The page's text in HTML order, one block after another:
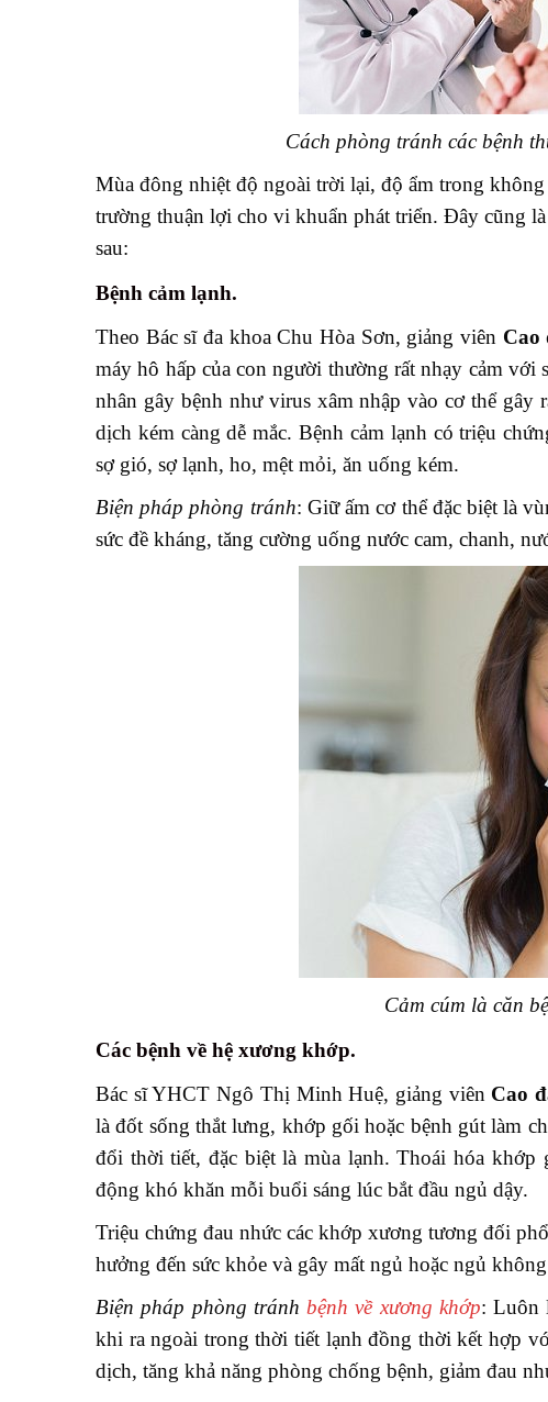
Cách phòng tránh các bệnh
Mùa đông nhiệt độ ngoài trời lại, độ ẩm trong
trường thuận lợi cho vi khuẩn phát triển. Đây cũng
sau:
Bệnh cảm lạnh.
Theo Bác sĩ đa khoa Chu Hòa Sơn, giảng viên Cao
máy hô hấp của con người thường rất nhạy cảm với
nhân gây bệnh như virus xâm nhập vào cơ thể
dịch kém càng dễ mắc. Bệnh cảm lạnh có triệu
sợ gió, sợ lạnh, ho, mệt mỏi, ăn uống kém.
Biện pháp phòng tránh: Giữ ấm cơ thể đặc biệt là
sức đề kháng, tăng cường uống nước cam, chanh,
Cảm cúm là căn
Các bệnh về hệ xương khớp.
Bác sĩ YHCT Ngô Thị Minh Huệ, giảng viên Cao
là đốt sống thắt lưng, khớp gối hoặc bệnh gút làm
đổi thời tiết, đặc biệt là mùa lạnh. Thoái hóa
động khó khăn mỗi buổi sáng lúc bắt đầu ngủ dậy.
Triệu chứng đau nhức các khớp xương tương đối
hưởng đến sức khỏe và gây mất ngủ hoặc ngủ
Biện pháp phòng tránhbệnh về xương khớp: Luôn
khi ra ngoài trong thời tiết lạnh đồng thời kết hợp
dịch, tăng khả năng phòng chống bệnh, giảm đau